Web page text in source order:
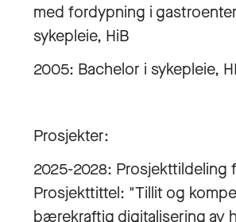
med fordypning i
sykepleie, HiB
2005: Bachelor i sykepleie,
Prosjekter:
2025-2028: Prosjekttildeling
Prosjekttittel: "Tillit og
bærekraftig digitalisering av